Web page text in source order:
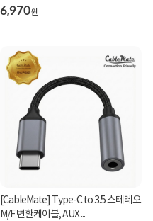
6,970원
[CableMate] Type-C to 3.5 스테레오
M/F 변환케이블, AUX ...